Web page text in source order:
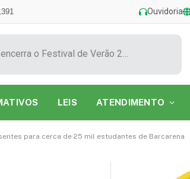
Ouvidoria
Show de Tarcísio do Acordeon encerra o Festival de Verão 2026 na Praia do Caripi
LEIS ATENDIMENTO
para cerca de 25 mil estudantes de Barcarena